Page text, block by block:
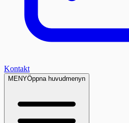
Kontakt
MENYÖppna huvudmenyn